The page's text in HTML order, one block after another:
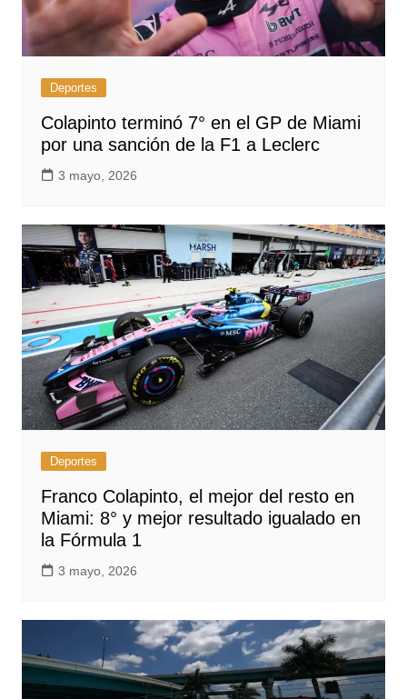
Deportes
Colapinto terminó 7° en el GP de Miami
por una sanción de la F1 a Leclerc
3 mayo, 2026
Deportes
Franco Colapinto, el mejor del resto en
Miami: 8° y mejor resultado igualado en
la Fórmula 1
3 mayo, 2026